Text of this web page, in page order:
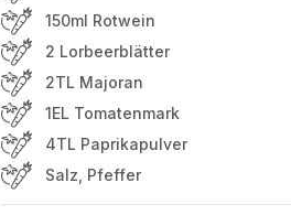
150ml Rotwein
2 Lorbeerblätter
2TL Majoran
1EL Tomatenmark
4TL Paprikapulver
Salz, Pfeffer